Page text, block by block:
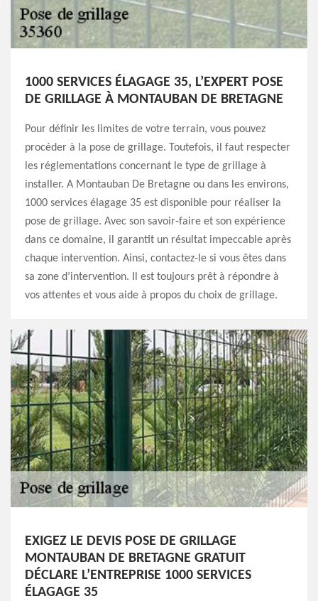
1000 SERVICES ÉLAGAGE 35, L’EXPERT POSE
DE GRILLAGE À MONTAUBAN DE BRETAGNE
Pour définir les limites de votre terrain, vous pouvez
procéder à la pose de grillage. Toutefois, il faut respecter
les réglementations concernant le type de grillage à
installer. A Montauban De Bretagne ou dans les environs,
1000 services élagage 35 est disponible pour réaliser la
pose de grillage. Avec son savoir-faire et son expérience
dans ce domaine, il garantit un résultat impeccable après
chaque intervention. Ainsi, contactez-le si vous êtes dans
sa zone d’intervention. Il est toujours prêt à répondre à
vos attentes et vous aide à propos du choix de grillage.
EXIGEZ LE DEVIS POSE DE GRILLAGE
MONTAUBAN DE BRETAGNE GRATUIT
DÉCLARE L’ENTREPRISE 1000 SERVICES
ÉLAGAGE 35